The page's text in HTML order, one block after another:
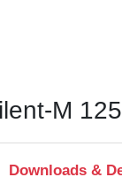
M
Downloads &